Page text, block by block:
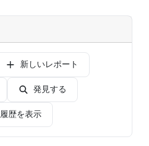
新しいレポート
発見する
履歴を表示